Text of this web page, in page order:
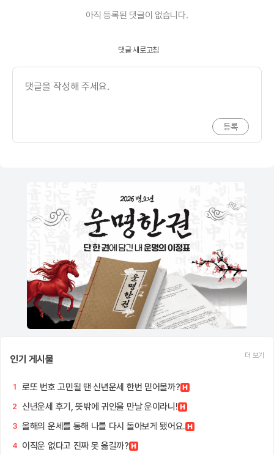
아직 등록된 댓글이 없습니다.
댓글 새로고침
인기 게시물 더 보기
1 로또 번호 고민될 땐 신년운세 한번 믿어볼까?
2 신년운세 후기, 뜻밖에 귀인을 만날 운이라니!
3 올해의 운세를 통해 나를 다시 돌아보게 됐어요.
4 이직운 없다고 진짜 못 옮길까?